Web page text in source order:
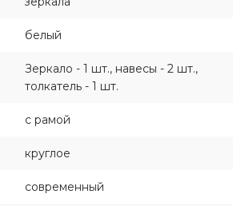
и розовый, а также детский унитаз-
Каспер сделаны из качественных
гарантируют комфорт и легкость в
сделает ванную комнату
малышей.
белый
Зеркало - 1 шт., навесы - 2 шт.,
толкатель - 1 шт.
с рамой
круглое
современный